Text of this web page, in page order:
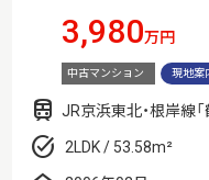
3,980万円
中古マンション 現地案
JR京浜東北・根岸線
2LDK / 53.58m²